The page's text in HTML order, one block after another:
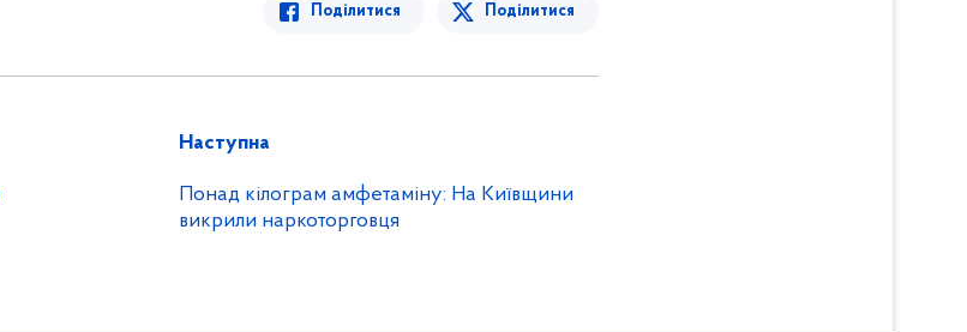
Поділитися Поділитися
Наступна
Понад кілограм амфетаміну: На Київщини
викрили наркоторговця